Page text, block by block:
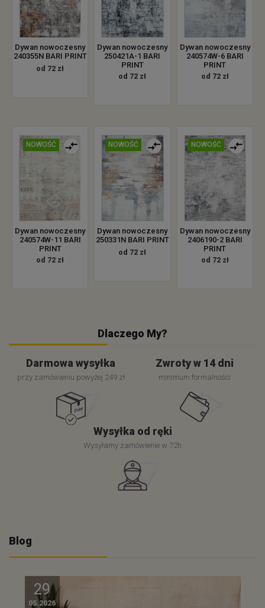
Dywan nowoczesny
240355N BARI PRINT
od 72 zł
Dywan nowoczesny
250421A-1 BARI
PRINT
od 72 zł
Dywan nowoczesny
240574W-6 BARI
PRINT
od 72 zł
NOWOŚĆ
Dywan nowoczesny
240574W-11 BARI
PRINT
od 72 zł
NOWOŚĆ
Dywan nowoczesny
250331N BARI PRINT
od 72 zł
NOWOŚĆ
Dywan nowoczesny
2406190-2 BARI
PRINT
od 72 zł
Dlaczego My?
Darmowa wysyłka
przy zamówieniu powyżej 249 zł
Zwroty w 14 dni
minimum formalności
Wysyłka od ręki
Wysyłamy zamówienie w 72h
Blog
29
05.2026